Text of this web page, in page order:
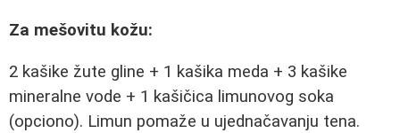
Za mešovitu kožu:
2 kašike žute gline + 1 kašika meda + 3 kašike
mineralne vode + 1 kašičica limunovog soka
(opciono). Limun pomaže u ujednačavanju tena.